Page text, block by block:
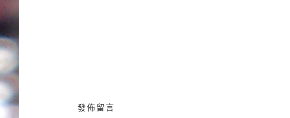
發佈留言